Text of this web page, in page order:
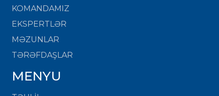
KOMANDAMIZ
EKSPERTLƏR
MƏZUNLAR
TƏRƏFDAŞLAR
MENYU